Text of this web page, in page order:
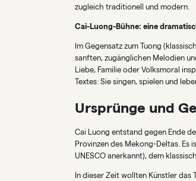
zugleich traditionell und modern.
Cai-Luong-Bühne: eine
Im Gegensatz zum Tuong
sanften, zugänglichen Melodien
Liebe, Familie oder Volksmoral
Textes: Sie singen, spielen und
Ursprünge und
Cai Luong entstand gegen Ende
Provinzen des Mekong-Deltas. Es
UNESCO anerkannt), dem
In dieser Zeit wollten Künstler das